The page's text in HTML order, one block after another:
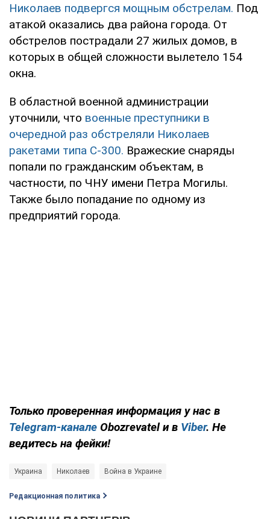
Николаев подвергся мощным обстрелам. Под
атакой оказались два района города. От
обстрелов пострадали 27 жилых домов, в
которых в общей сложности вылетело 154
окна.
В областной военной администрации
уточнили, что военные преступники в
очередной раз обстреляли Николаев
ракетами типа С-300. Вражеские снаряды
попали по гражданским объектам, в
частности, по ЧНУ имени Петра Могилы.
Также было попадание по одному из
предприятий города.
Только проверенная информация у нас в
Telegram-канале Obozrevatel и в Viber. Не
ведитесь на фейки!
Украина Николаев Война в Украине
Редакционная политика